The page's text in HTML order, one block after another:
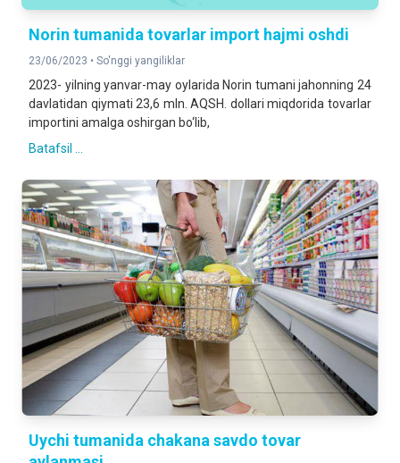
Norin tumanida tovarlar import hajmi oshdi
23/06/2023 • So'nggi yangiliklar
2023- yilning yanvar-may oylarida Norin tumani jahonning 24
davlatidan qiymati 23,6 mln. AQSH. dollari miqdorida tovarlar
importini amalga oshirgan bo‘lib,
Batafsil ...
Uychi tumanida chakana savdo tovar